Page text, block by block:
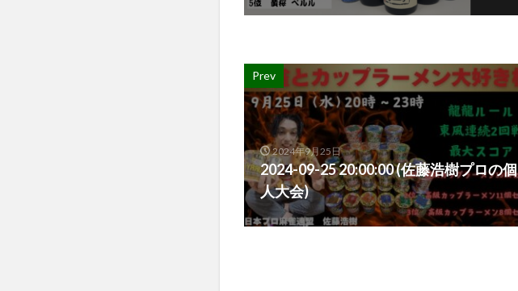
Prev
2024年9月25日
2024-09-25 20:00:00 (佐藤浩樹プロの個
人大会)